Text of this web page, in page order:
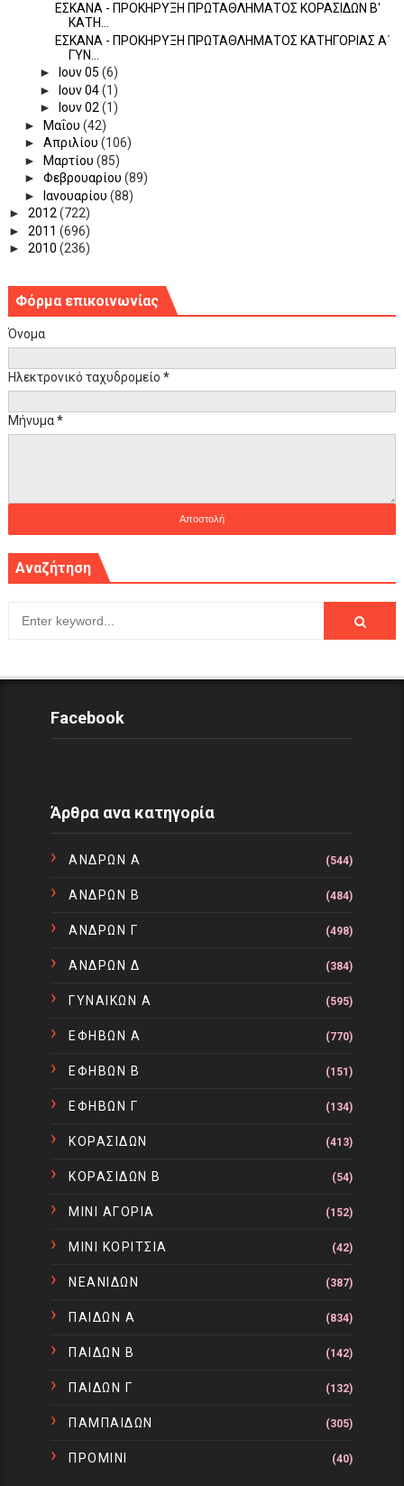
ΕΣΚΑΝΑ - ΠΡΟΚΗΡΥΞΗ ΠΡΩΤΑΘΛΗΜΑΤΟΣ ΚΟΡΑΣΙΔΩΝ Β'
ΚΑΤΗ...
ΕΣΚΑΝΑ - ΠΡΟΚΗΡΥΞΗ ΠΡΩΤΑΘΛΗΜΑΤΟΣ ΚΑΤΗΓΟΡΙΑΣ Α΄
ΓΥΝ...
►
Ιουν 05 (6)
►
Ιουν 04(1)
►
Ιουν 02(1)
►
Μαΐου (42)
► Απριλίου (106)
►
Μαρτίου (85)
► Φεβρουαρίου (89)
►
Ιανουαρίου (88)
► 2012(722)
► 2011 (696)
► 2010 (236)
Φόρμα επικοινωνίας
Όνομα
Ηλεκτρονικό ταχυδρομείο *
Μήνυμα*
Αναζήτηση
Facebook
Άρθρα ανα κατηγορία
ΑΝΔΡΩΝ Α (544)
ΑΝΔΡΩΝ Β (484)
ΑΝΔΡΩΝ Γ (498)
ΑΝΔΡΩΝ Δ (384)
ΓΥΝΑΙΚΩΝ Α (595)
ΕΦΗΒΩΝ Α (770)
ΕΦΗΒΩΝ Β (151)
ΕΦΗΒΩΝ Γ (134)
ΚΟΡΑΣΙΔΩΝ (413)
ΚΟΡΑΣΙΔΩΝ Β (54)
ΜΙΝΙ ΑΓΟΡΙΑ (152)
ΜΙΝΙ ΚΟΡΙΤΣΙΑ (42)
ΝΕΑΝΙΔΩΝ (387)
ΠΑΙΔΩΝ Α (834)
ΠΑΙΔΩΝ Β (142)
ΠΑΙΔΩΝ Γ (132)
ΠΑΜΠΑΙΔΩΝ (305)
ΠΡΟΜΙΝΙ (40)